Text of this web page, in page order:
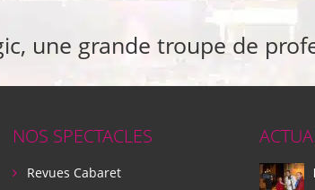
une grande troupe de
NOS SPECTACLES
Revues Cabaret